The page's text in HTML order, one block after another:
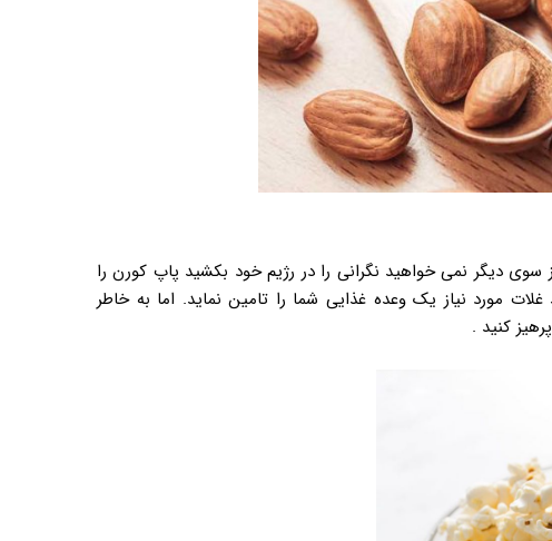
دیگر نمی خواهید نگرانی را در رژیم خود بکشید پاپ کورن را
مورد نیاز یک وعده غذایی شما را تامین نماید. اما به خاطر
کنید .